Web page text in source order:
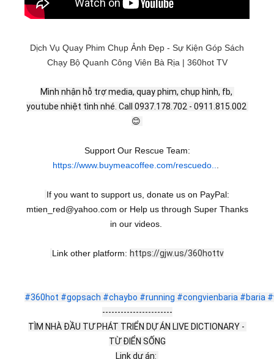
Dịch Vụ Quay Phim Chụp Ảnh Đẹp - Sự Kiện Góp Sách
Chạy Bộ Quanh Công Viên Bà Rịa | 360hot TV
Mình nhận hỗ trợ media, quay phim, chụp hình, fb,
youtube nhiệt tình nhé. Call 0937.178.702 - 0911.815.002
😊
Support Our Rescue Team:
https://www.buymeacoffee.com/rescuedo...
If you want to support us, donate us on PayPal:
mtien_red@yahoo.com or Help us through Super Thanks
in our videos.
Link other platform: https://gjw.us/360hottv
#360hot #gopsach #chaybo #running #congvienbaria #baria
-----------------------
TÌM NHÀ ĐẦU TƯ PHÁT TRIỂN DỰ ÁN LIVE DICTIONARY -
TỪ ĐIỂN SỐNG
Link dự án: